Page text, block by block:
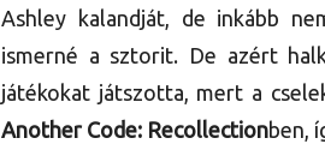
Ashley kalandját, de inkább
ismerné a sztorit. De azért
játékokat játszotta, mert a
Another Code: Recollectionben,